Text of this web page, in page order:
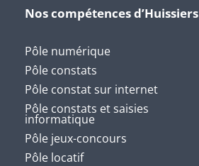
Nos compétences d’Huissiers
Pôle numérique
Pôle constats
Pôle constat sur internet
Pôle constats et saisies
informatique
Pôle jeux-concours
Pôle locatif